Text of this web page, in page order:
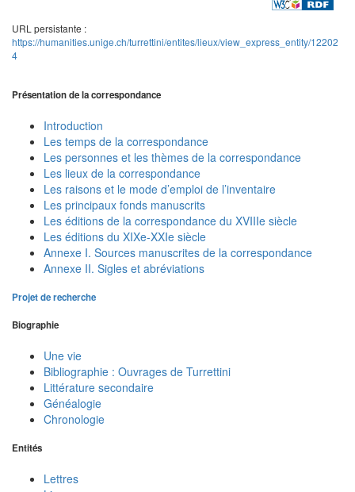
URL persistante :
https://humanities.unige.ch/turrettini/entites/lieux/view_express_entity/12202
4
Présentation de la correspondance
Introduction
Les temps de la correspondance
Les personnes et les thèmes de la correspondance
Les lieux de la correspondance
Les raisons et le mode d’emploi de l’inventaire
Les principaux fonds manuscrits
Les éditions de la correspondance du XVIIIe siècle
Les éditions du XIXe-XXIe siècle
Annexe I. Sources manuscrites de la correspondance
Annexe II. Sigles et abréviations
Projet de recherche
Biographie
Une vie
Bibliographie : Ouvrages de Turrettini
Littérature secondaire
Généalogie
Chronologie
Entités
Lettres